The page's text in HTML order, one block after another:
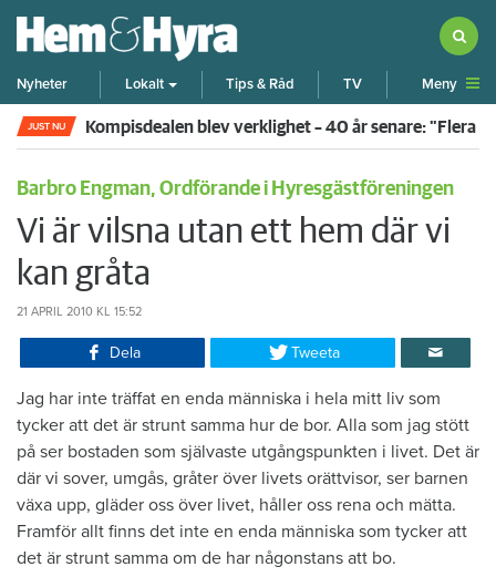
Nyheter Lokalt Tips & Råd TV Meny
JUST NU Kompisdealen blev verklighet – 40 år senare: "Flera
Barbro Engman, Ordförande i Hyresgästföreningen
Vi är vilsna utan ett hem där vi
kan gråta
21 APRIL 2010 KL 15:52
Dela Tweeta
Jag har inte träffat en enda människa i hela mitt liv som
tycker att det är strunt samma hur de bor. Alla som jag stött
på ser bostaden som självaste utgångspunkten i livet. Det är
där vi sover, umgås, gråter över livets orättvisor, ser barnen
växa upp, gläder oss över livet, håller oss rena och mätta.
Framför allt finns det inte en enda människa som tycker att
det är strunt samma om de har någonstans att bo.